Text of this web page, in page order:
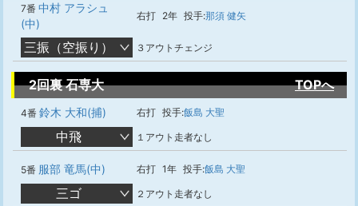
7番 中村 アラシュ
(中)
右打 2年 投手:那須 健矢
三振（空振り） ３アウトチェンジ
2回裏 石専大 TOPへ
4番 鈴木 大和(捕) 右打 投手:飯島 大聖
中飛 １アウト走者なし
5番 服部 竜馬(中) 右打 1年 投手:飯島 大聖
三ゴ ２アウト走者なし